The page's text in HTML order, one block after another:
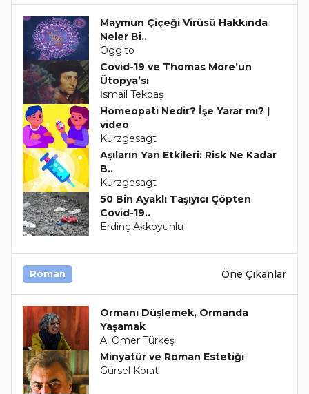
Maymun Çiçeği Virüsü Hakkında
Neler Bi..
Oggito
Covid-19 ve Thomas More’un
Ütopya’sı
İsmail Tekbaş
Homeopati Nedir? İşe Yarar mı? |
video
Kurzgesagt
Aşıların Yan Etkileri: Risk Ne Kadar
B..
Kurzgesagt
50 Bin Ayaklı Taşıyıcı Çöpten
Covid-19..
Erdinç Akkoyunlu
Roman Öne Çıkanlar
Ormanı Düşlemek, Ormanda
Yaşamak
A. Ömer Türkeş
Minyatür ve Roman Estetiği
Gürsel Korat